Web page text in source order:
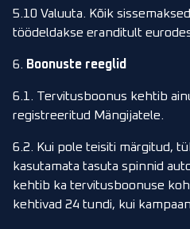
5.10 Valuuta. Kõik
töödeldakse eranditult eurodes
6. Boonuste reeglid
6.1. Tervitusboonus kehtib
registreeritud Mängijatele.
6.2. Kui pole teisiti märgitud,
kasutamata tasuta spinnid
kehtib ka tervitusboonuse
kehtivad 24 tundi, kui